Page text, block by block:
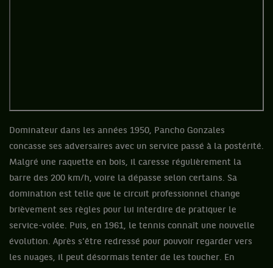
Dominateur dans les années 1950, Pancho Gonzales
concasse ses adversaires avec un service passé à la postérité.
Malgré une raquette en bois, il caresse régulièrement la
barre des 200 km/h, voire la dépasse selon certains. Sa
domination est telle que le circuit professionnel change
brièvement ses règles pour lui interdire de pratiquer le
service-volée. Puis, en 1961, le tennis connaît une nouvelle
évolution. Après s'être redressé pour pouvoir regarder vers
les nuages, il peut désormais tenter de les toucher. En